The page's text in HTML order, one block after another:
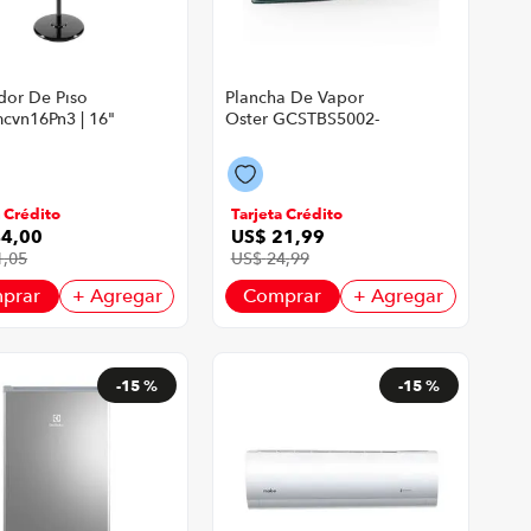
De Piso
| 16"
Crédito
,00
,05
+ Agregar
Plancha De Vapor
Oster GCSTBS5002-
Turquesa
Tarjeta Crédito
US$ 21 ,99
US$ 24,99
Comprar + Agregar
-15 % -15 %